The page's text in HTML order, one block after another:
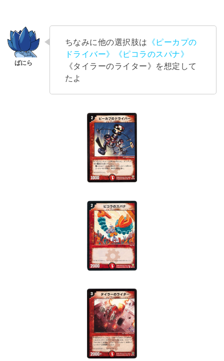
ちなみに他の選択肢は 《ピーカプの
ドライバー》
《ピコラのスパナ》
《タイラーのライター》を想定して
たよ